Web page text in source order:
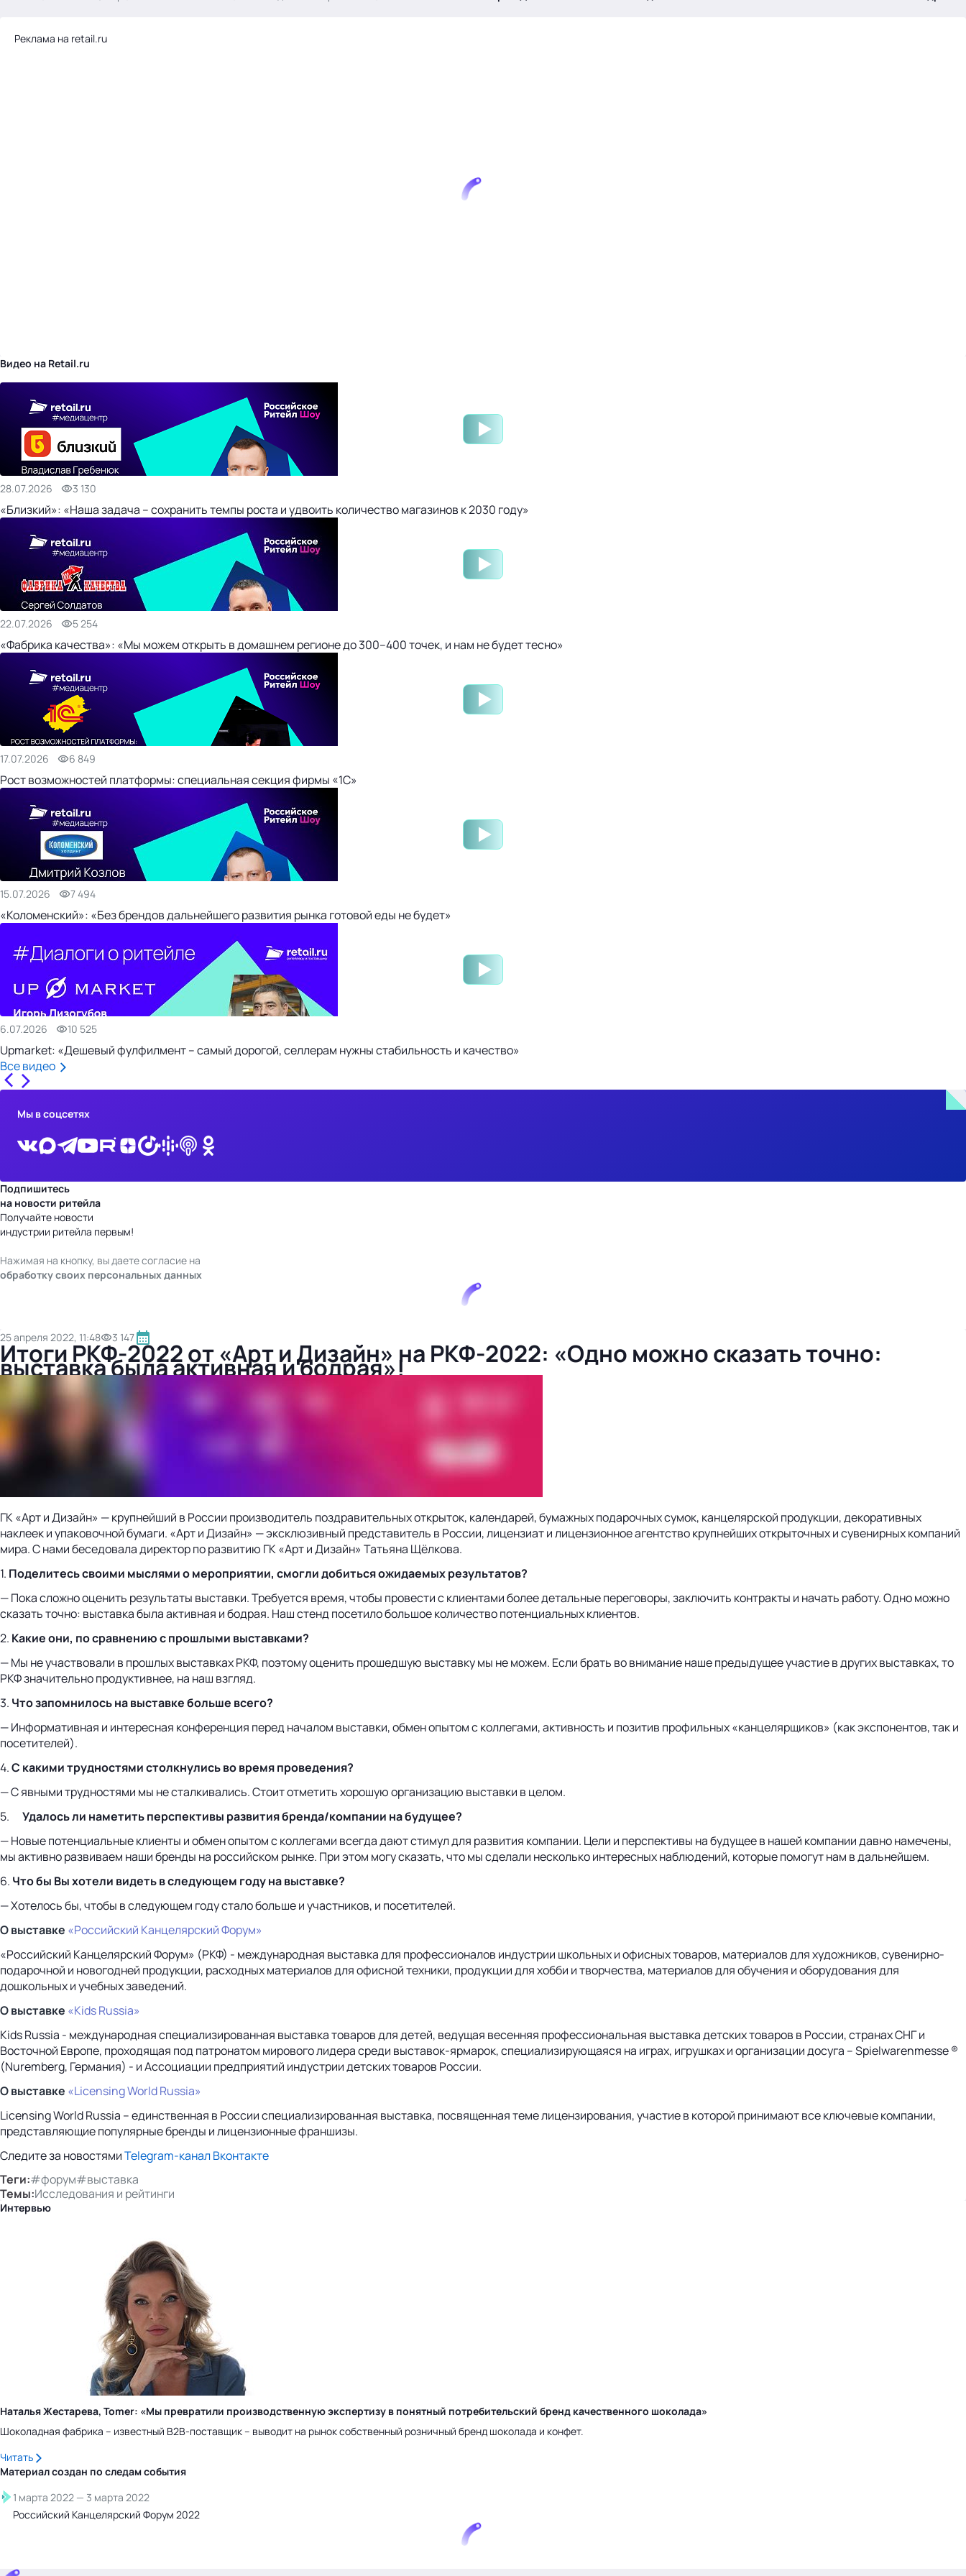
Реклама на retail.ru
Видео на Retail.ru
28.07.2026 3 130
«Близкий»: «Наша задача – сохранить темпы роста и удвоить количество магазинов к 2030 году»
22.07.2026 5 254
«Фабрика качества»: «Мы можем открыть в домашнем регионе до 300–400 точек, и нам не будет тесно»
17.07.2026 6 849
Рост возможностей платформы: специальная секция фирмы «1С»
15.07.2026 7 494
«Коломенский»: «Без брендов дальнейшего развития рынка готовой еды не будет»
6.07.2026 10 525
Upmarket: «Дешевый фулфилмент – самый дорогой, селлерам нужны стабильность и качество»
Все видео
Мы в соцсетях
Подпишитесь
на новости ритейла
Получайте новости
индустрии ритейла первым!
Нажимая на кнопку, вы даете согласие на
обработку своих персональных данных
25 апреля 2022, 11:48 3 147
Итоги РКФ-2022 от «Арт и Дизайн» на РКФ-2022: «Одно можно сказать точно:
выставка была активная и бодрая»!
ГК «Арт и Дизайн» — крупнейший в России производитель поздравительных открыток, календарей, бумажных подарочных сумок, канцелярской продукции, декоративных
наклеек и упаковочной бумаги. «Арт и Дизайн» — эксклюзивный представитель в России, лицензиат и лицензионное агентство крупнейших открыточных и сувенирных компаний
мира. С нами беседовала директор по развитию ГК «Арт и Дизайн» Татьяна Щёлкова.
1. Поделитесь своими мыслями о мероприятии, смогли добиться ожидаемых результатов?
­— Пока сложно оценить результаты выставки. Требуется время, чтобы провести с клиентами более детальные переговоры, заключить контракты и начать работу. Одно можно
сказать точно: выставка была активная и бодрая. Наш стенд посетило большое количество потенциальных клиентов.
2. Какие они, по сравнению с прошлыми выставками?
— Мы не участвовали в прошлых выставках РКФ, поэтому оценить прошедшую выставку мы не можем. Если брать во внимание наше предыдущее участие в других выставках, то
РКФ значительно продуктивнее, на наш взгляд.
3. Что запомнилось на выставке больше всего?
— Информативная и интересная конференция перед началом выставки, обмен опытом с коллегами, активность и позитив профильных «канцелярщиков» (как экспонентов, так и
посетителей).
4.С какими трудностями столкнулись во время проведения?
— С явными трудностями мы не сталкивались. Стоит отметить хорошую организацию выставки в целом.
5.
Удалось ли наметить перспективы развития бренда/компании на будущее?
— Новые потенциальные клиенты и обмен опытом с коллегами всегда дают стимул для развития компании. Цели и перспективы на будущее в нашей компании давно намечены,
мы активно развиваем наши бренды на российском рынке. При этом могу сказать, что мы сделали несколько интересных наблюдений, которые помогут нам в дальнейшем.
6. Что бы Вы хотели видеть в следующем году на выставке?
— Хотелось бы, чтобы в следующем году стало больше и участников, и посетителей.
О выставке «Российский Канцелярский Форум»
«Российский Канцелярский Форум» (РКФ) - международная выставка для профессионалов индустрии школьных и офисных товаров, материалов для художников, сувенирно-
подарочной и новогодней продукции, расходных материалов для офисной техники, продукции для хобби и творчества, материалов для обучения и оборудования для
дошкольных и учебных заведений.
О выставке «Kids Russia»
Kids Russia - международная специализированная выставка товаров для детей, ведущая весенняя профессиональная выставка детских товаров в России, странах СНГ и
Восточной Европе, проходящая под патронатом мирового лидера среди выставок-ярмарок, специализирующаяся на играх, игрушках и организации досуга – Spielwarenmesse ®
(Nuremberg, Германия) - и Ассоциации предприятий индустрии детских товаров России.
О выставке «Licensing World Russia»
Licensing World Russia – единственная в России специализированная выставка, посвященная теме лицензирования, участие в которой принимают все ключевые компании,
представляющие популярные бренды и лицензионные франшизы.
Следите за новостямиTelegram-каналВконтакте
Теги:#форум#выставка
Темы:Исследования и рейтинги
Интервью
Наталья Жестарева, Tomer: «Мы превратили производственную экспертизу в понятный потребительский бренд качественного шоколада»
Шоколадная фабрика – известный B2B-поставщик – выводит на рынок собственный розничный бренд шоколада и конфет.
Читать
Материал создан по следамсобытия
1 марта 2022 — 3 марта 2022
Российский Канцелярский Форум 2022